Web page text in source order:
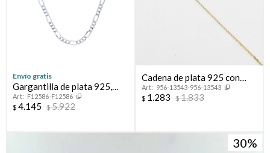
Envío gratis
Gargantilla de plata 925,
FIGARO, 50 cm.
F12586-F12586
$ 4.145 $5.922
Cadena de plata 925 con
baño de oro amarillo, 45 cm.
956-13543-956-13543
$ 1.283 $1.833
30